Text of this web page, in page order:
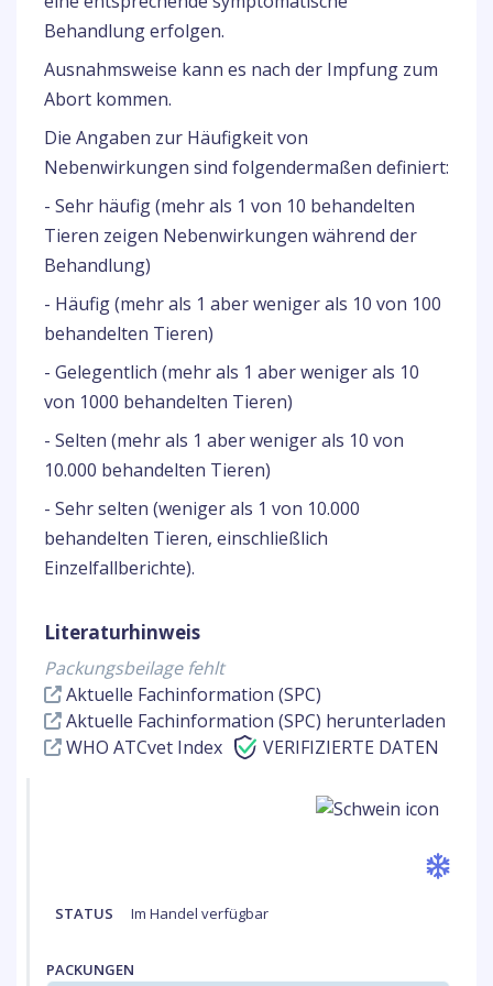
Behandlung erfolgen.
Ausnahmsweise kann es nach der Impfung zum
Abort kommen.
Die Angaben zur Häufigkeit von
Nebenwirkungen sind folgendermaßen definiert:
- Sehr häufig (mehr als 1 von 10 behandelten
Tieren zeigen Nebenwirkungen während der
Behandlung)
- Häufig (mehr als 1 aber weniger als 10 von 100
behandelten Tieren)
- Gelegentlich (mehr als 1 aber weniger als 10
von 1000 behandelten Tieren)
- Selten (mehr als 1 aber weniger als 10 von
10.000 behandelten Tieren)
- Sehr selten (weniger als 1 von 10.000
behandelten Tieren, einschließlich
Einzelfallberichte).
Literaturhinweis
Packungsbeilage fehlt
Aktuelle Fachinformation (SPC)
Aktuelle Fachinformation (SPC) herunterladen
WHO ATCvet Index
VERIFIZIERTE DATEN
STATUS Im Handel verfügbar
PACKUNGEN